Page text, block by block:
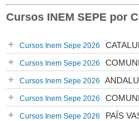
Cursos INEM SEPE por
Cursos Inem Sepe 2026
Cursos Inem Sepe 2026
Cursos Inem Sepe 2026
Cursos Inem Sepe 2026
Cursos Inem Sepe 2026 PAÍS